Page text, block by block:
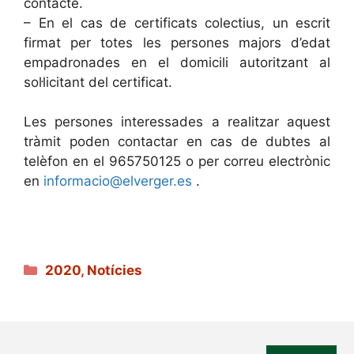
– En el cas de certificats colectius, un escrit
firmat per totes les persones majors d’edat
empadronades en el domicili autoritzant al
sol·licitant del certificat.
Les persones interessades a realitzar aquest
tràmit poden contactar en cas de dubtes al
telèfon en el 965750125 o per correu electrònic
en informacio@elverger.es .
Categories
2020, Notícies